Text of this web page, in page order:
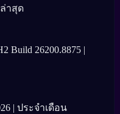
าสุด
Build 26200.8875 |
| ประจำเดือน